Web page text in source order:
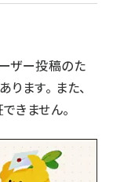
ザー投稿のた
ます。 また、
きません。